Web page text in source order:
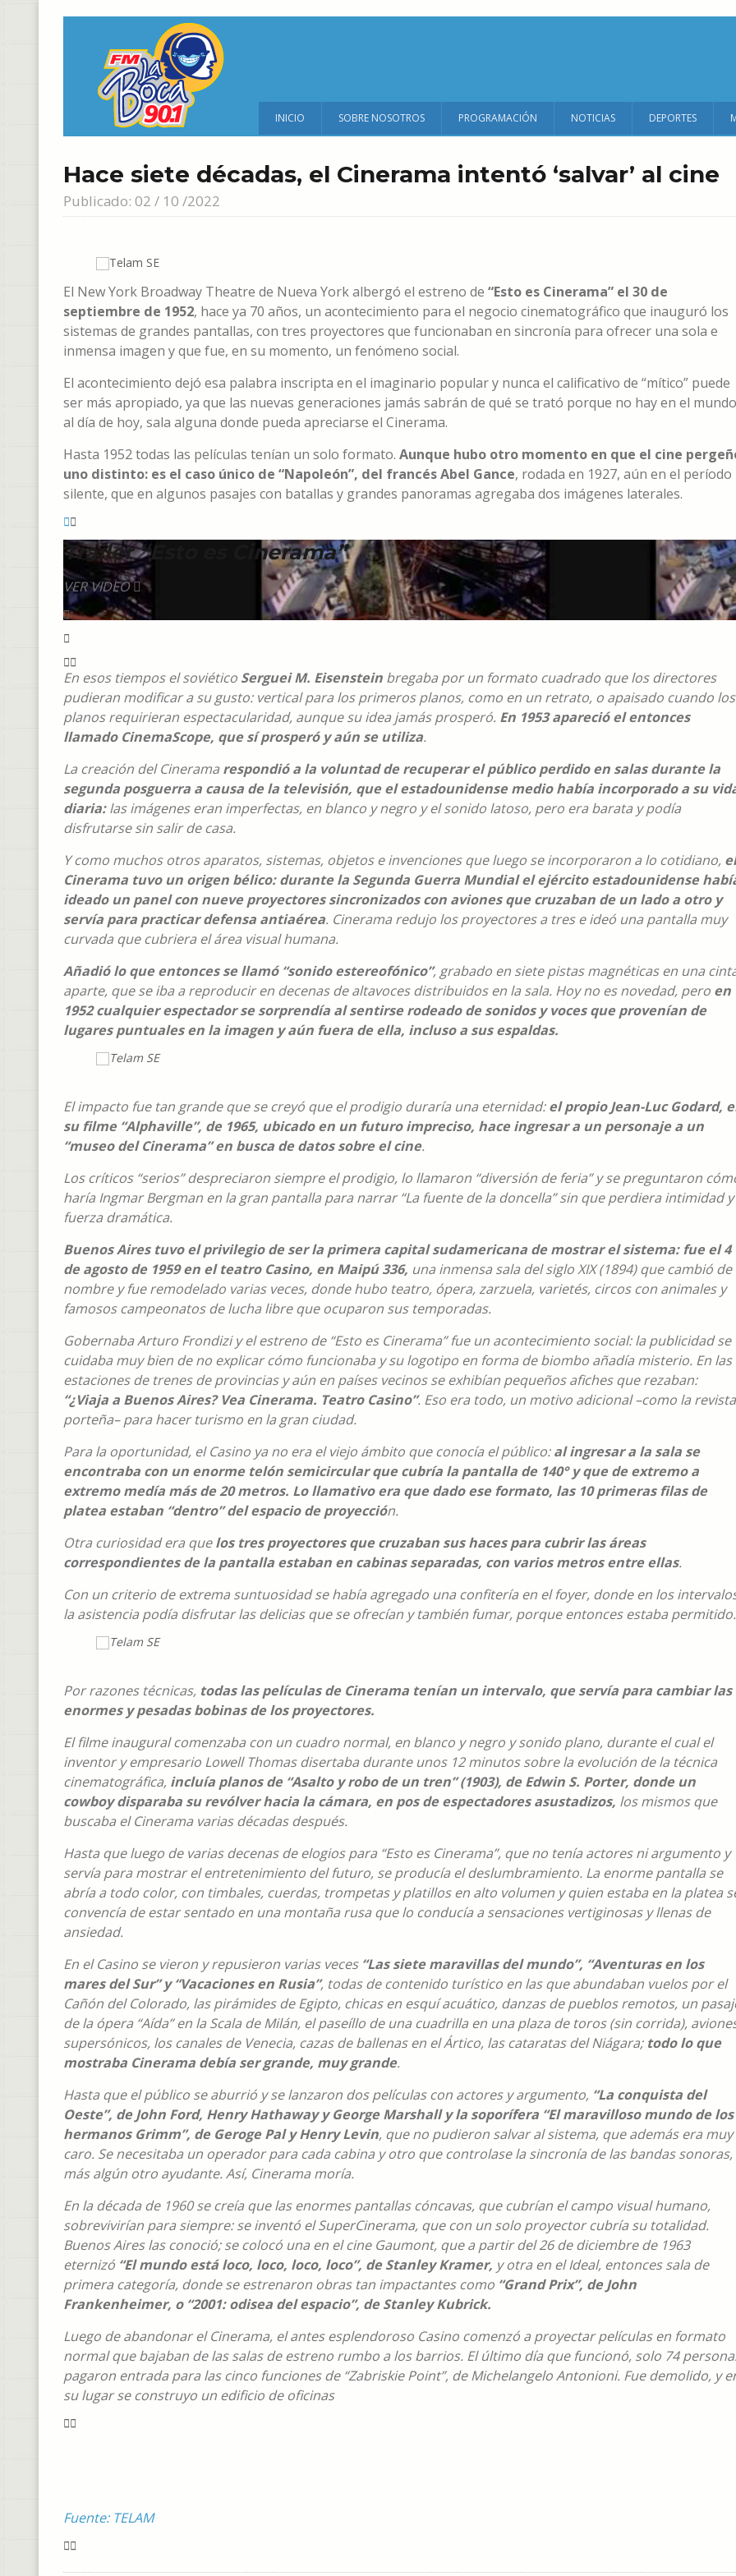
INICIO SOBRE NOSOTROS PROGRAMACIÓN NOTICIAS DEPORTES
Hace siete décadas, el Cinerama intentó ‘salvar’ al cine
Publicado: 02 / 10 /2022
El New York Broadway Theatre de Nueva York albergó el estreno de “Esto es Cinerama” el 30 de
septiembre de 1952, hace ya 70 años, un acontecimiento para el negocio cinematográfico que inauguró los
sistemas de grandes pantallas, con tres proyectores que funcionaban en sincronía para ofrecer una sola e
inmensa imagen y que fue, en su momento, un fenómeno social.
El acontecimiento dejó esa palabra inscripta en el imaginario popular y nunca el calificativo de “mítico” puede
ser más apropiado, ya que las nuevas generaciones jamás sabrán de qué se trató porque no hay en el
al día de hoy, sala alguna donde pueda apreciarse el Cinerama.
Hasta 1952 todas las películas tenían un solo formato. Aunque hubo otro momento en que el cine
uno distinto: es el caso único de “Napoleón”, del francés Abel Gance, rodada en 1927, aún en el período
silente, que en algunos pasajes con batallas y grandes panoramas agregaba dos imágenes laterales.
Trailer “Esto es Cinerama”
VER VIDEO
En esos tiempos el soviético Serguei M. Eisenstein bregaba por un formato cuadrado que los directores
pudieran modificar a su gusto: vertical para los primeros planos, como en un retrato, o apaisado cuando los
planos requirieran espectacularidad, aunque su idea jamás prosperó. En 1953 apareció el entonces
llamado CinemaScope, que sí prosperó y aún se utiliza.
La creación del Cinerama respondió a la voluntad de recuperar el público perdido en salas durante la
segunda posguerra a causa de la televisión, que el estadounidense medio había incorporado a su
diaria:las imágenes eran imperfectas, en blanco y negro y el sonido latoso, pero era barata y podía
disfrutarse sin salir de casa.
Y como muchos otros aparatos, sistemas, objetos e invenciones que luego se incorporaron a lo cotidiano, el
Cinerama tuvo un origen bélico: durante la Segunda Guerra Mundial el ejército estadounidense
ideado un panel con nueve proyectores sincronizados con aviones que cruzaban de un lado a otro y
servía para practicar defensa antiaérea. Cinerama redujo los proyectores a tres e ideó una pantalla muy
curvada que cubriera el área visual humana.
Añadió lo que entonces se llamó “sonido estereofónico”, grabado en siete pistas magnéticas en una
aparte, que se iba a reproducir en decenas de altavoces distribuidos en la sala. Hoy no es novedad, pero en
1952 cualquier espectador se sorprendía al sentirse rodeado de sonidos y voces que provenían de
lugares puntuales en la imagen y aún fuera de ella, incluso a sus espaldas.
El impacto fue tan grande que se creyó que el prodigio duraría una eternidad:el propio Jean-Luc Godard,
su filme “Alphaville”, de 1965, ubicado en un futuro impreciso, hace ingresar a un personaje a un
“museo del Cinerama” en busca de datos sobre el cine.
Los críticos “serios” despreciaron siempre el prodigio, lo llamaron “diversión de feria” y se preguntaron
haría Ingmar Bergman en la gran pantalla para narrar “La fuente de la doncella” sin que perdiera intimidad y
fuerza dramática.
Buenos Aires tuvo el privilegio de ser la primera capital sudamericana de mostrar el sistema: fue el 4
de agosto de 1959 en el teatro Casino, en Maipú 336, una inmensa sala del siglo XIX (1894) que cambió de
nombre y fue remodelado varias veces, donde hubo teatro, ópera, zarzuela, varietés, circos con animales y
famosos campeonatos de lucha libre que ocuparon sus temporadas.
Gobernaba Arturo Frondizi y el estreno de “Esto es Cinerama” fue un acontecimiento social: la publicidad se
cuidaba muy bien de no explicar cómo funcionaba y su logotipo en forma de biombo añadía misterio. En las
estaciones de trenes de provincias y aún en países vecinos se exhibían pequeños afiches que rezaban:
“¿Viaja a Buenos Aires? Vea Cinerama. Teatro Casino”. Eso era todo, un motivo adicional –como la revista
porteña– para hacer turismo en la gran ciudad.
Para la oportunidad, el Casino ya no era el viejo ámbito que conocía el público:al ingresar a la sala se
encontraba con un enorme telón semicircular que cubría la pantalla de 140° y que de extremo a
extremo medía más de 20 metros. Lo llamativo era que dado ese formato, las 10 primeras filas de
platea estaban “dentro” del espacio de proyección.
Otra curiosidad era quelos tres proyectores que cruzaban sus haces para cubrir las áreas
correspondientes de la pantalla estaban en cabinas separadas, con varios metros entre ellas.
Con un criterio de extrema suntuosidad se había agregado una confitería en el foyer, donde en los
la asistencia podía disfrutar las delicias que se ofrecían y también fumar, porque entonces estaba permitido.
Por razones técnicas, todas las películas de Cinerama tenían un intervalo, que servía para cambiar las
enormes y pesadas bobinas de los proyectores.
El filme inaugural comenzaba con un cuadro normal, en blanco y negro y sonido plano, durante el cual el
inventor y empresario Lowell Thomas disertaba durante unos 12 minutos sobre la evolución de la técnica
cinematográfica, incluía planos de “Asalto y robo de un tren” (1903), de Edwin S. Porter, donde un
cowboy disparaba su revólver hacia la cámara, en pos de espectadores asustadizos, los mismos que
buscaba el Cinerama varias décadas después.
Hasta que luego de varias decenas de elogios para “Esto es Cinerama”, que no tenía actores ni argumento y
servía para mostrar el entretenimiento del futuro, se producía el deslumbramiento. La enorme pantalla se
abría a todo color, con timbales, cuerdas, trompetas y platillos en alto volumen y quien estaba en la platea
convencía de estar sentado en una montaña rusa que lo conducía a sensaciones vertiginosas y llenas de
ansiedad.
En el Casino se vieron y repusieron varias veces “Las siete maravillas del mundo”, “Aventuras en los
mares del Sur” y “Vacaciones en Rusia”, todas de contenido turístico en las que abundaban vuelos por el
Cañón del Colorado, las pirámides de Egipto, chicas en esquí acuático, danzas de pueblos remotos, un
de la ópera “Aída” en la Scala de Milán, el paseíllo de una cuadrilla en una plaza de toros (sin corrida),
supersónicos, los canales de Venecia, cazas de ballenas en el Ártico, las cataratas del Niágara; todo lo que
mostraba Cinerama debía ser grande, muy grande.
Hasta que el público se aburrió y se lanzaron dos películas con actores y argumento, “La conquista del
Oeste”, de John Ford, Henry Hathaway y George Marshall y la soporífera “El maravilloso mundo de los
hermanos Grimm”, de Geroge Pal y Henry Levin, que no pudieron salvar al sistema, que además era muy
caro. Se necesitaba un operador para cada cabina y otro que controlase la sincronía de las bandas sonoras,
más algún otro ayudante. Así, Cinerama moría.
En la década de 1960 se creía que las enormes pantallas cóncavas, que cubrían el campo visual humano,
sobrevivirían para siempre: se inventó el SuperCinerama, que con un solo proyector cubría su totalidad.
Buenos Aires las conoció; se colocó una en el cine Gaumont, que a partir del 26 de diciembre de 1963
eternizó “El mundo está loco, loco, loco, loco”, de Stanley Kramer, y otra en el Ideal, entonces sala de
primera categoría, donde se estrenaron obras tan impactantes como “Grand Prix”, de John
Frankenheimer, o “2001: odisea del espacio”, de Stanley Kubrick.
Luego de abandonar el Cinerama, el antes esplendoroso Casino comenzó a proyectar películas en formato
normal que bajaban de las salas de estreno rumbo a los barrios. El último día que funcionó, solo 74
pagaron entrada para las cinco funciones de “Zabriskie Point”, de Michelangelo Antonioni. Fue demolido, y
su lugar se construyo un edificio de oficinas
Fuente: TELAM